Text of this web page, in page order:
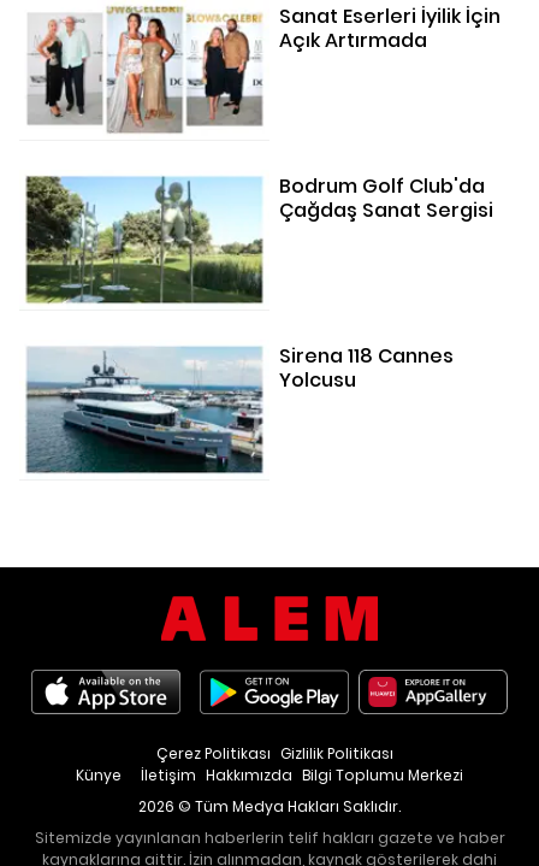
Sanat Eserleri İyilik İçin
Açık Artırmada
Bodrum Golf Club'da
Çağdaş Sanat Sergisi
Sirena 118 Cannes
Yolcusu
Künye İletişim Hakkımızda Bilgi Toplumu Merkezi
Çerez Politikası Gizlilik Politikası
2026 © Tüm Medya Hakları Saklıdır.
Sitemizde yayınlanan haberlerin telif hakları gazete ve haber
kaynaklarına aittir. İzin alınmadan, kaynak gösterilerek dahi